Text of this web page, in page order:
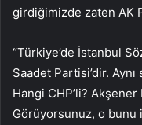
girdiğimizde zaten AK
“Türkiye’de İstanbul
Saadet Partisi’dir. Aynı
Hangi CHP’li? Akşener
Görüyorsunuz, o